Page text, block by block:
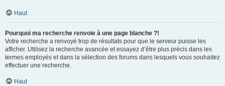
Haut
Pourquoi ma recherche renvoie à une page blanche ?!
Votre recherche a renvoyé trop de résultats pour que le serveur puisse les
afficher. Utilisez la recherche avancée et essayez d’être plus précis dans les
termes employés et dans la sélection des forums dans lesquels vous souhaitez
effectuer une recherche.
Haut